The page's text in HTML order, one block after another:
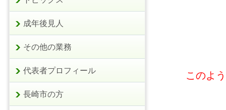
このよ
成年後見人
その他の業務
代表者プロフィール
長崎市の方